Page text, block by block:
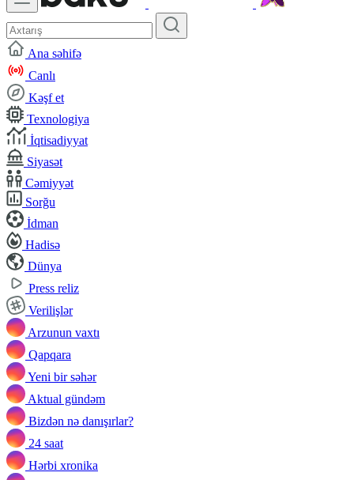
Ana səhifə
Canlı
Kəşf et
Texnologiya
İqtisadiyyat
Siyasət
Cəmiyyət
Sorğu
İdman
Hadisə
Dünya
Press reliz
Verilişlər
Arzunun vaxtı
Qapqara
Yeni bir səhər
Aktual gündəm
Bizdən nə danışırlar?
24 saat
Hərbi xronika